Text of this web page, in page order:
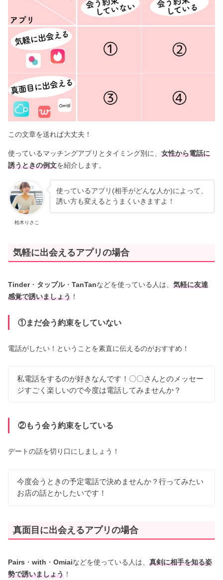
この文章を送れば大丈夫！
使っているマッチングアプリとタイミング別に、女性から電話に
誘うときの例文を紹介します。
柏木りさこ
使っているアプリ(相手がどんな人か)によって、
誘い方も変えるとうまくいきますよ！
気軽に出会えるアプリの場合
Tinder・ タップル・TanTanなどを使っている人は、気軽に友達
感覚で誘いましょう ！
①まだ会う約束をしていない
電話がしたい！ということを素直に伝えるのがおすすめ！
私電話をするのが好きなんです！〇〇さんとのメッセー
ジすごく楽しいので今度は電話してみませんか？
②もう会う約束をしている
デートの話を切り口にしましょう！
今度会うときの予定電話で決めませんか？行ってみたい
お店の話とかしたいです！
真面目に出会えるアプリの場合
Pairs ・with ・Omiaiなどを使っている人は、真剣に相手を知る姿
勢で誘いましょう ！